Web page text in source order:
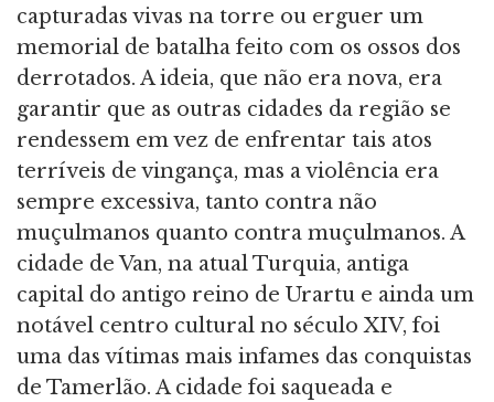
capturadas vivas na torre ou erguer um
memorial de batalha feito com os ossos dos
derrotados. A ideia, que não era nova, era
garantir que as outras cidades da região se
rendessem em vez de enfrentar tais atos
terríveis de vingança, mas a violência era
sempre excessiva, tanto contra não
muçulmanos quanto contra muçulmanos. A
cidade de Van, na atual Turquia, antiga
capital do antigo reino de Urartu e ainda um
notável centro cultural no século XIV, foi
uma das vítimas mais infames das conquistas
de Tamerlão. A cidade foi saqueada e